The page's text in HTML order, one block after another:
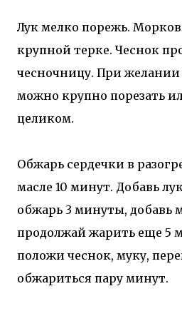
Лук мелко порежь.
крупной терке. Чеснок
чесночницу. При
можно крупно порезать
целиком.
Обжарь сердечки в
масле 10 минут. Добавь
обжарь 3 минуты, добавь
продолжай жарить еще 5
положи чеснок, муку,
обжариться пару минут.